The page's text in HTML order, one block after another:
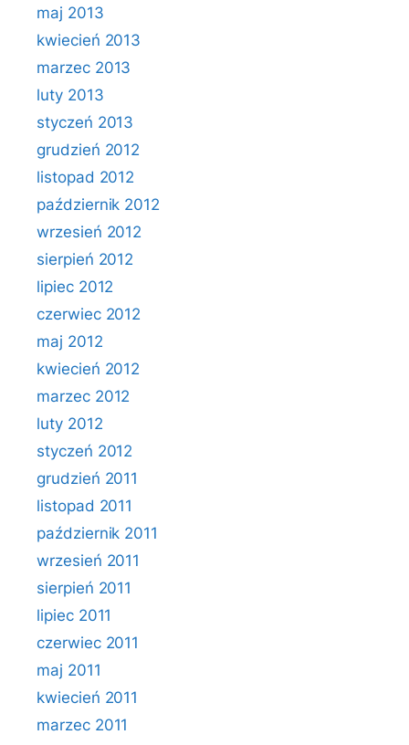
maj 2013
kwiecień 2013
marzec 2013
luty 2013
styczeń 2013
grudzień 2012
listopad 2012
październik 2012
wrzesień 2012
sierpień 2012
lipiec 2012
czerwiec 2012
maj 2012
kwiecień 2012
marzec 2012
luty 2012
styczeń 2012
grudzień 2011
listopad 2011
październik 2011
wrzesień 2011
sierpień 2011
lipiec 2011
czerwiec 2011
maj 2011
kwiecień 2011
marzec 2011